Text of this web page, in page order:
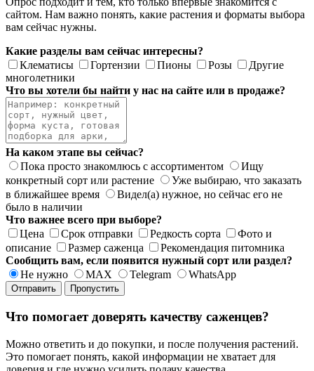
сайтом. Нам важно понять, какие растения и форматы выбора
вам сейчас нужны.
Какие разделы вам сейчас интересны?
Клематисы
Гортензии Пионы Розы
Другие
многолетники
Что вы хотели бы найти у нас на сайте или в продаже?
На каком этапе вы сейчас?
Пока просто знакомлюсь с ассортиментом
Ищу
конкретный сорт или растение
Уже выбираю, что заказать
в ближайшее время
Видел(а) нужное, но сейчас его не
было в наличии
Что важнее всего при выборе?
Цена
Срок отправки Редкость сорта
Фото и
описание
Размер саженца
Рекомендация питомника
Сообщить вам, если появится нужный сорт или раздел?
Не нужно
MAX Telegram WhatsApp
Отправить Пропустить
Что помогает доверять качеству саженцев?
Можно ответить и до покупки, и после получения растений.
Это помогает понять, какой информации не хватает для